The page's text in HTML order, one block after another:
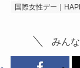
国際女性デー｜
みん